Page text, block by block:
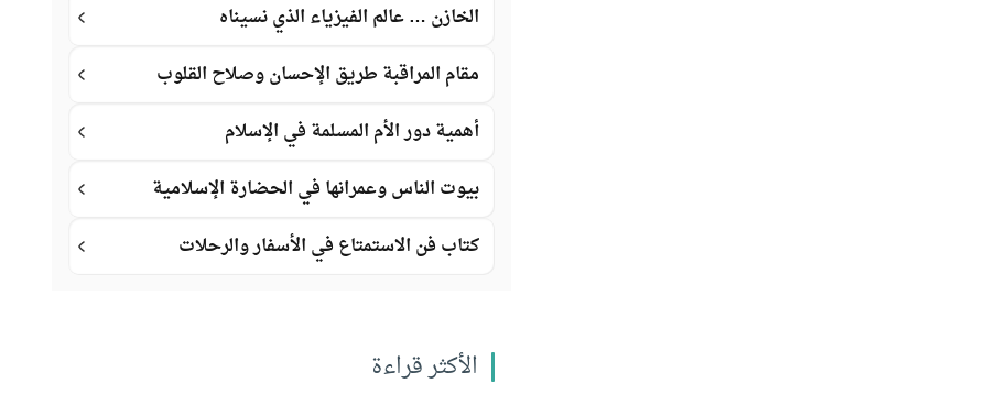
الخازن … عالم الفيزياء الذي نسيناه
مقام المراقبة طريق الإحسان وصلاح القلوب
أهمية دور الأم المسلمة في الإسلام
بيوت الناس وعمرانها في الحضارة الإسلامية
كتاب فن الاستمتاع في الأسفار والرحلات
الأكثر قراءة